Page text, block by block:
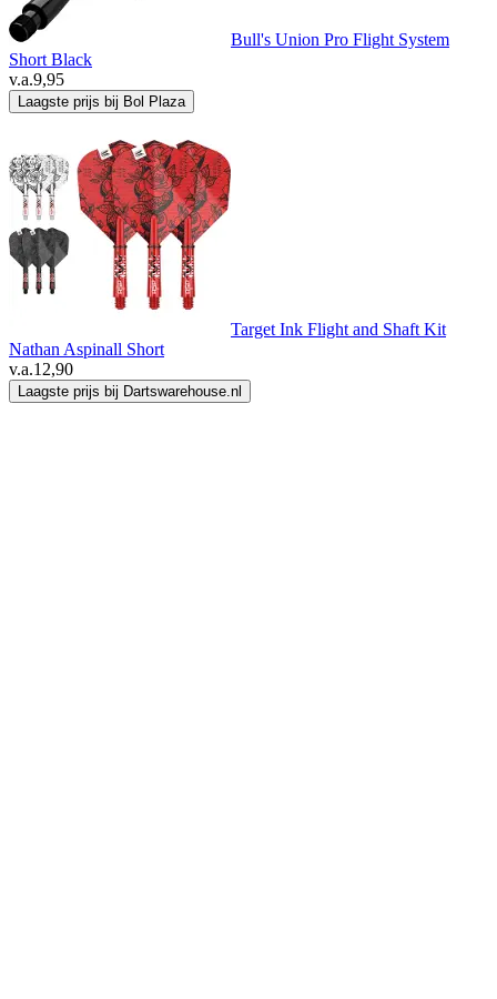
Bull's Union Pro Flight System
Short Black
v.a.9,95
Laagste prijs bij Bol Plaza
Target Ink Flight and Shaft Kit
Nathan Aspinall Short
v.a.12,90
Laagste prijs bij Dartswarehouse.nl